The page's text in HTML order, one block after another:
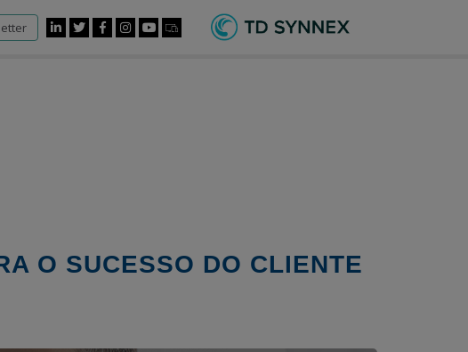
O SUCESSO DO CLIENTE